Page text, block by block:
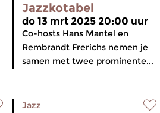
Jazzkotabel
do 13 mrt 2025 20:00 uur
Co-hosts Hans Mantel en
Rembrandt Frerichs nemen je
samen met twee prominente...
Jazz